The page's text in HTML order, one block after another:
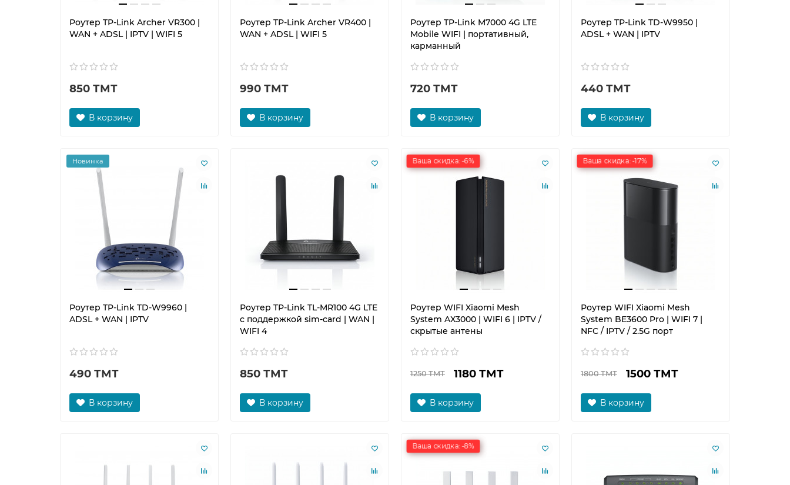
Роутер TP-Link Archer VR300 |
WAN + ADSL | IPTV | WIFI 5
850 ТМТ
В корзину
Роутер TP-Link Archer VR400 |
WAN + ADSL | WIFI 5
990 ТМТ
В корзину
Роутер TP-Link M7000 4G LTE
Mobile WIFI | портативный,
карманный
720 ТМТ
В корзину
Роутер TP-Link TD-W9950 |
ADSL + WAN | IPTV
440 ТМТ
В корзину
Новинка
Роутер TP-Link TD-W9960 |
ADSL + WAN | IPTV
490 ТМТ
В корзину
Роутер TP-Link TL-MR100 4G LTE
с поддержкой sim-card | WAN |
WIFI 4
850 ТМТ
В корзину
Ваша скидка: -6%
Роутер WIFI Xiaomi Mesh
System AX3000 | WIFI 6 | IPTV /
скрытые антены
1250 ТМТ 1180 ТМТ
В корзину
Ваша скидка: -17%
Роутер WIFI Xiaomi Mesh
System BE3600 Pro | WIFI 7 |
NFC / IPTV / 2.5G порт
1800 ТМТ 1500 ТМТ
В корзину
Ваша скидка: -8%